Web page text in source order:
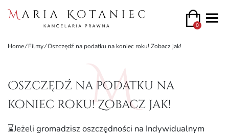
0
Home⁄Filmy⁄Oszczędź na podatku na koniec roku! Zobacz jak!
Oszczędź na podatku na
koniec roku! Zobacz jak!
⌛️Jeżeli gromadzisz oszczędności na Indywidualnym